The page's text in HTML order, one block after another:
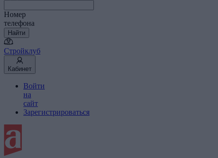
Номер
телефона
Найти
Стройклуб
Кабинет
Войти
на
сайт
Зарегистрироваться